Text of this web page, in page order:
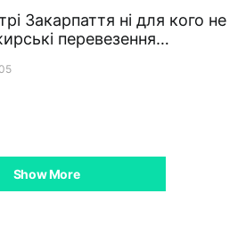
Закарпаття ні для кого не
перевезення…
Show More